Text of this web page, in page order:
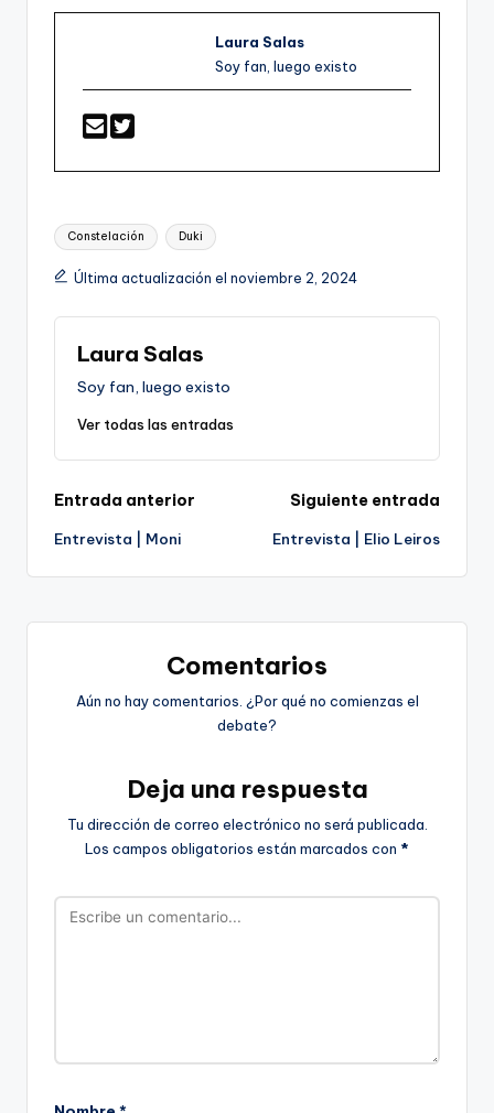
Laura Salas
Soy fan, luego existo
Etiquetas:
Constelación Duki
Última actualización el noviembre 2, 2024
Laura Salas
Soy fan, luego existo
Ver todas las entradas
Navegación
de
Entrada anterior
Entrevista | Moni
Siguiente entrada
Entrevista | Elio Leiros
Comentarios
Aún no hay comentarios. ¿Por qué no comienzas el
debate?
Deja una respuesta
Tu dirección de correo electrónico no será publicada.
Los campos obligatorios están marcados con *